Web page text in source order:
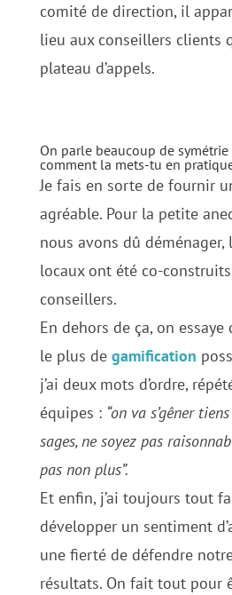
comité de direction, il
lieu aux conseillers clients
plateau d’appels.
On parle beaucoup de
comment la mets-tu en
Je fais en sorte de fournir
agréable. Pour la petite
nous avons dû déménager,
locaux ont été co-
conseillers.
En dehors de ça, on
le plus de gamification
j’ai deux mots d’ordre,
équipes : “on va s’gêner
sages, ne soyez pas
pas non plus”.
Et enfin, j’ai toujours tout
développer un sentiment
une fierté de défendre
résultats. On fait tout pour